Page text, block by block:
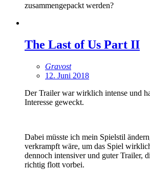
zusammengepackt werden?
The Last of Us Part II
Gravost
12. Juni 2018
Der Trailer war wirklich intense und
Interesse geweckt.
Dabei müsste ich mein Spielstil
verkrampft wäre, um das Spiel
dennoch intensiver und guter Trailer,
richtig flott vorbei.